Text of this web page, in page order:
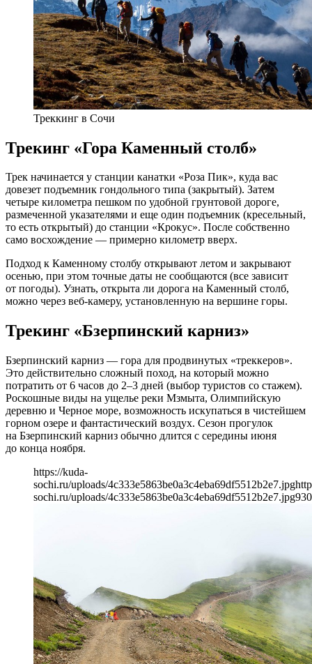
Треккинг в Сочи
Трекинг «Гора Каменный столб»
Трек начинается у станции канатки «Роза Пик», куда вас
довезет подъемник гондольного типа (закрытый). Затем
четыре километра пешком по удобной грунтовой дороге,
размеченной указателями и еще один подъемник (кресельный,
то есть открытый) до станции «Крокус». После собственно
само восхождение — примерно километр вверх.
Подход к Каменному столбу открывают летом и закрывают
осенью, при этом точные даты не сообщаются (все зависит
от погоды). Узнать, открыта ли дорога на Каменный столб,
можно через веб-камеру, установленную на вершине горы.
Трекинг «Бзерпинский карниз»
Бзерпинский карниз — гора для продвинутых «треккеров».
Это действительно сложный поход, на который можно
потратить от 6 часов до 2–3 дней (выбор туристов со стажем).
Роскошные виды на ущелье реки Мзмыта, Олимпийскую
деревню и Черное море, возможность искупаться в чистейшем
горном озере и фантастический воздух. Сезон прогулок
на Бзерпинский карниз обычно длится с середины июня
до конца ноября.
https://kuda-
sochi.ru/uploads/4c333e5863be0a3c4eba69df5512b2e7.jpg
sochi.ru/uploads/4c333e5863be0a3c4eba69df5512b2e7.jpg930